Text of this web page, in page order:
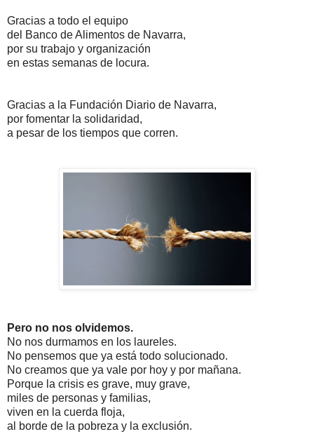
Gracias a todo el equipo
del Banco de Alimentos de Navarra,
por su trabajo y organización
en estas semanas de locura.
Gracias a la Fundación Diario de Navarra,
por fomentar la solidaridad,
a pesar de los tiempos que corren.
Pero no nos olvidemos.
No nos durmamos en los laureles.
No pensemos que ya está todo solucionado.
No creamos que ya vale por hoy y por mañana.
Porque la crisis es grave, muy grave,
miles de personas y familias,
viven en la cuerda floja,
al borde de la pobreza y la exclusión.